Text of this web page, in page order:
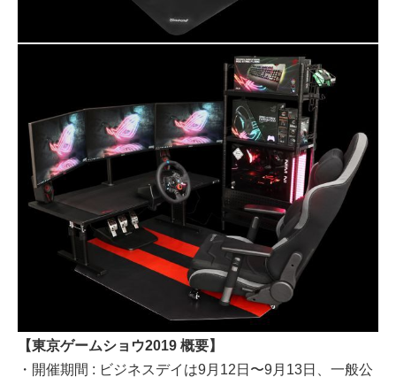
【東京ゲームショウ2019 概要】
・開催期間 : ビジネスデイは9月12日〜9月13日、一般公